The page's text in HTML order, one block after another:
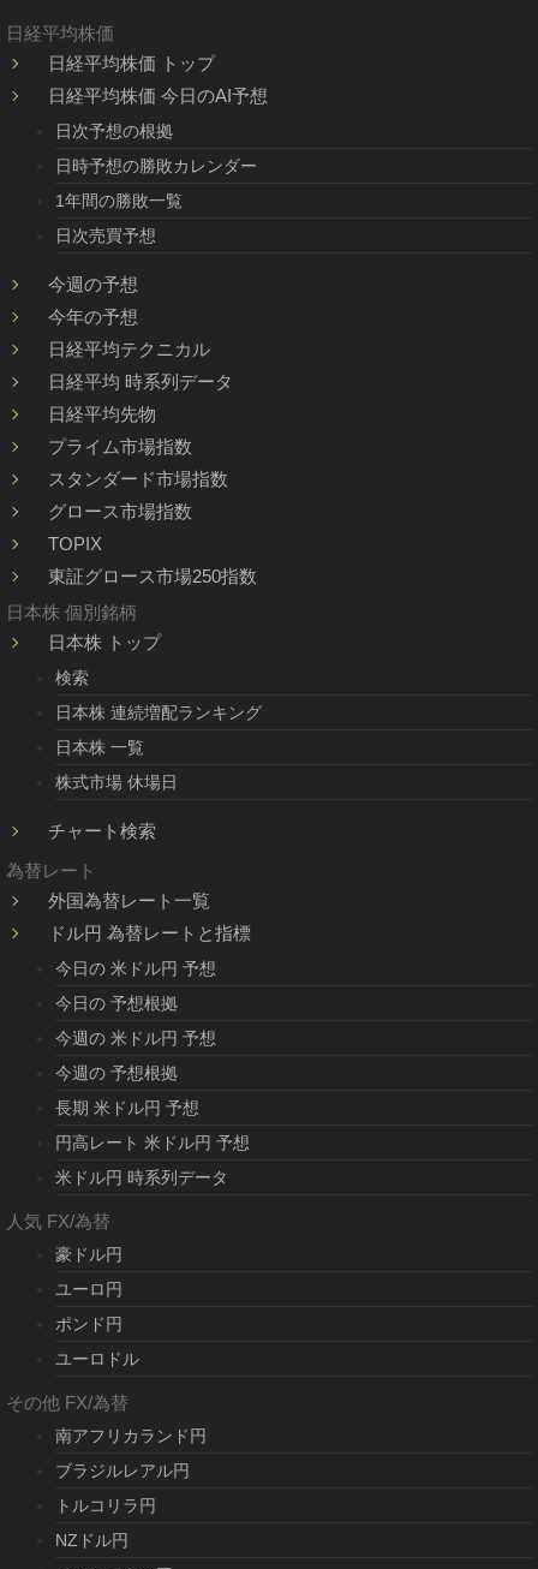
日経平均株価
日経平均株価 トップ
日経平均株価 今日のAI予想
日次予想の根拠
日時予想の勝敗カレンダー
1年間の勝敗一覧
日次売買予想
今週の予想
今年の予想
日経平均テクニカル
日経平均 時系列データ
日経平均先物
プライム市場指数
スタンダード市場指数
グロース市場指数
TOPIX
東証グロース市場250指数
日本株 個別銘柄
日本株 トップ
検索
日本株 連続増配ランキング
日本株 一覧
株式市場 休場日
チャート検索
為替レート
外国為替レート一覧
ドル円 為替レートと指標
今日の 米ドル円 予想
今日の 予想根拠
今週の 米ドル円 予想
今週の 予想根拠
長期 米ドル円 予想
円高レート 米ドル円 予想
米ドル円 時系列データ
人気 FX/為替
豪ドル円
ユーロ円
ポンド円
ユーロドル
その他 FX/為替
南アフリカランド円
ブラジルレアル円
トルコリラ円
NZドル円